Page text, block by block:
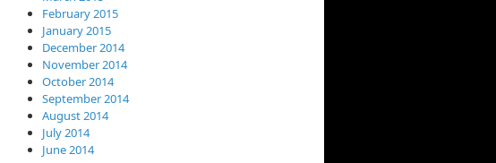
February 2015
January 2015
December 2014
November 2014
October 2014
September 2014
August 2014
July 2014
June 2014